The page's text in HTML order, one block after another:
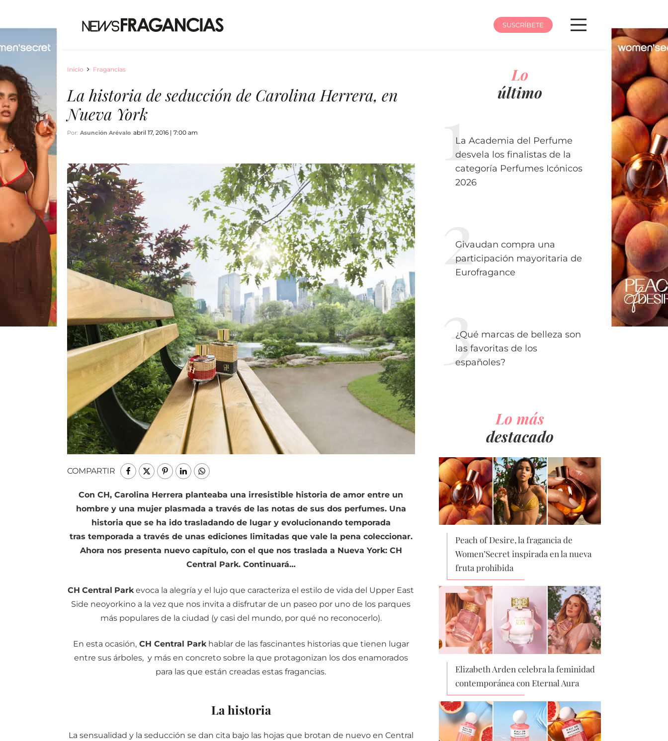
SUSCRÍBETE
Inicio Fragancias
La historia de seducción de Carolina Herrera, en
Nueva York
Por: Asunción Arévalo abril 17, 2016 | 7:00 am
COMPARTIR
Con CH, Carolina Herrera planteaba una irresistible historia de amor entre un
hombre y una mujer plasmada a través de las notas de sus dos perfumes. Una
historia que se ha ido trasladando de lugar y evolucionando temporada
tras temporada a través de unas ediciones limitadas que vale la pena coleccionar.
Ahora nos presenta nuevo capítulo, con el que nos traslada a Nueva York: CH
Central Park. Continuará…
CH Central Parkevoca la alegría y el lujo que caracteriza el estilo de vida del Upper East
Side neoyorkino a la vez que nos invita a disfrutar de un paseo por uno de los parques
más populares de la ciudad (y casi del mundo, por qué no reconocerlo).
En esta ocasión,CH Central Parkhablar de las fascinantes historias que tienen lugar
entre sus árboles, y más en concreto sobre la que protagonizan los dos enamorados
para las que están creadas estas fragancias.
La historia
La sensualidad y la seducción se dan cita bajo las hojas que brotan de nuevo en Central
Lo
último
La Academia del Perfume
desvela los finalistas de la
categoría Perfumes Icónicos
2026
Givaudan compra una
participación mayoritaria de
Eurofragance
¿Qué marcas de belleza son
las favoritas de los
españoles?
Lo más
destacado
Peach of Desire, la fragancia de
Women’Secret inspirada en la nueva
fruta prohibida
Elizabeth Arden celebra la feminidad
contemporánea con Eternal Aura